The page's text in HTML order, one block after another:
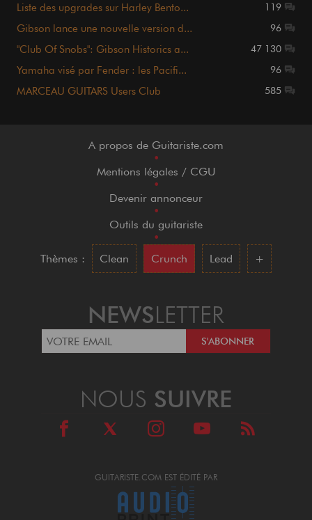
Liste des upgrades sur Harley Bento... 119
Gibson lance une nouvelle version d... 96
"Club Of Snobs": Gibson Historics a... 47 130
Yamaha visé par Fender : les Pacifi... 96
MARCEAU GUITARS Users Club 585
A propos de Guitariste.com
•
Mentions légales / CGU
•
Devenir annonceur
•
Outils du guitariste
•
Thèmes :
Clean Crunch Lead +
NEWSLETTER
GUITARISTE.COM EST ÉDITÉ PAR
NOUS SUIVRE